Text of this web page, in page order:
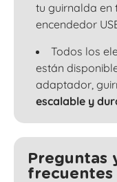
tu guirnalda en
encendedor
Todos los
están
adaptador,
escalable y
Preguntas
frecuentes